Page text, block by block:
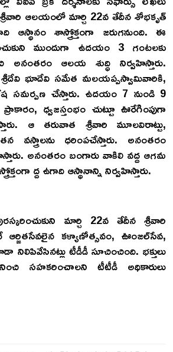
శ్రీవారి ఆలయంలో మార్చి 22వ తేదీన శోభకృత్
శాస్త్రోక్తంగా జ‌రుగ‌నుంది. ఈ
ముందుగా ఉదయం 3 గంటలకు
అనంతరం ఆలయ శుద్ధి నిర్వహిస్తారు.
భూదేవి సమేత మలయప్పస్వామివారికి,
సమర్పణ చేస్తారు. ఉదయం 7 నుండి 9
ధ్వజస్తంభం చుట్టూ ఊరేగింపుగా
ఆ తరువాత శ్రీవారి మూలవిరాట్టు,
వస్త్రాలను ధరింపచేస్తారు. అనంతరం
అనంతరం బంగారు వాకిలి వద్ద ఆగమ
ద్ద ఉగాది ఆస్థానాన్ని నిర్వహిస్తారు.
మార్చి 22వ తేదీన శ్రీవారి
కళ్యాణోత్సవం, ఊంజల్‌సేవ,
నిలిపివేసినట్లు టీడీడీ సూచించింది. భక్తులు
సహకరించాలని టీటీడీ అధికారులు